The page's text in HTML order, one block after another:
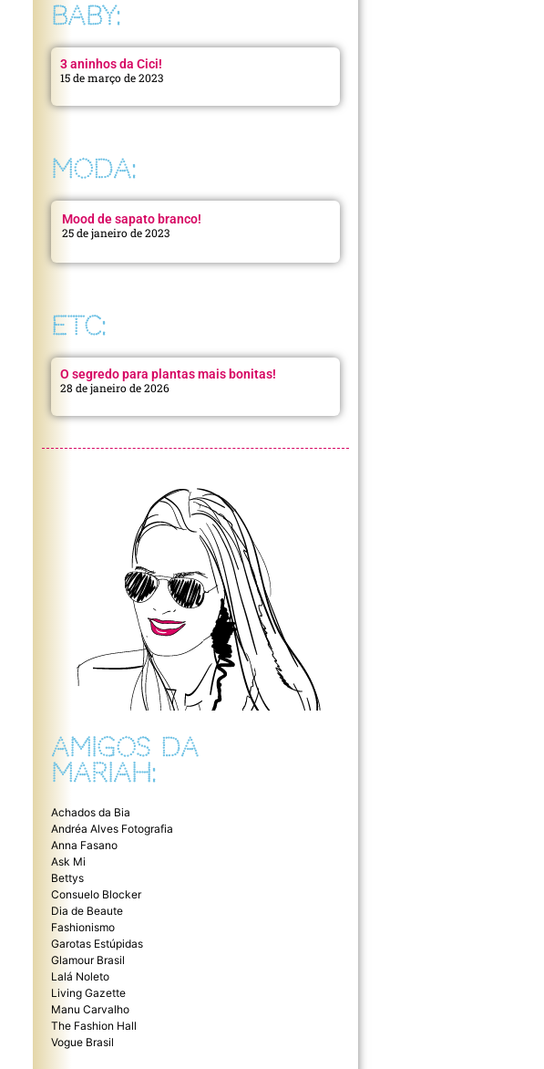
BABY:
3 aninhos da Cici!
15 de março de 2023
MODA:
Mood de sapato branco!
25 de janeiro de 2023
ETC:
O segredo para plantas mais bonitas!
28 de janeiro de 2026
AMIGOS DA
MARIAH:
Achados da Bia
Andréa Alves Fotografia
Anna Fasano
Ask Mi
Bettys
Consuelo Blocker
Dia de Beaute
Fashionismo
Garotas Estúpidas
Glamour Brasil
Lalá Noleto
Living Gazette
Manu Carvalho
The Fashion Hall
Vogue Brasil